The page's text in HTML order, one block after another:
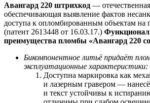
Авангард 220 штрихкод —
обеспечивающая выявление фактов
доступа к опломбированным объектам на
(патент 2613448 от 16.03.17.)
преимущества пломбы «Авангард 220 со
Бикомпонентное литьё придаёт
эксплуатационные характеристики:
Доступна маркировка как
и лазерным гравером —
и текст устойчивы к